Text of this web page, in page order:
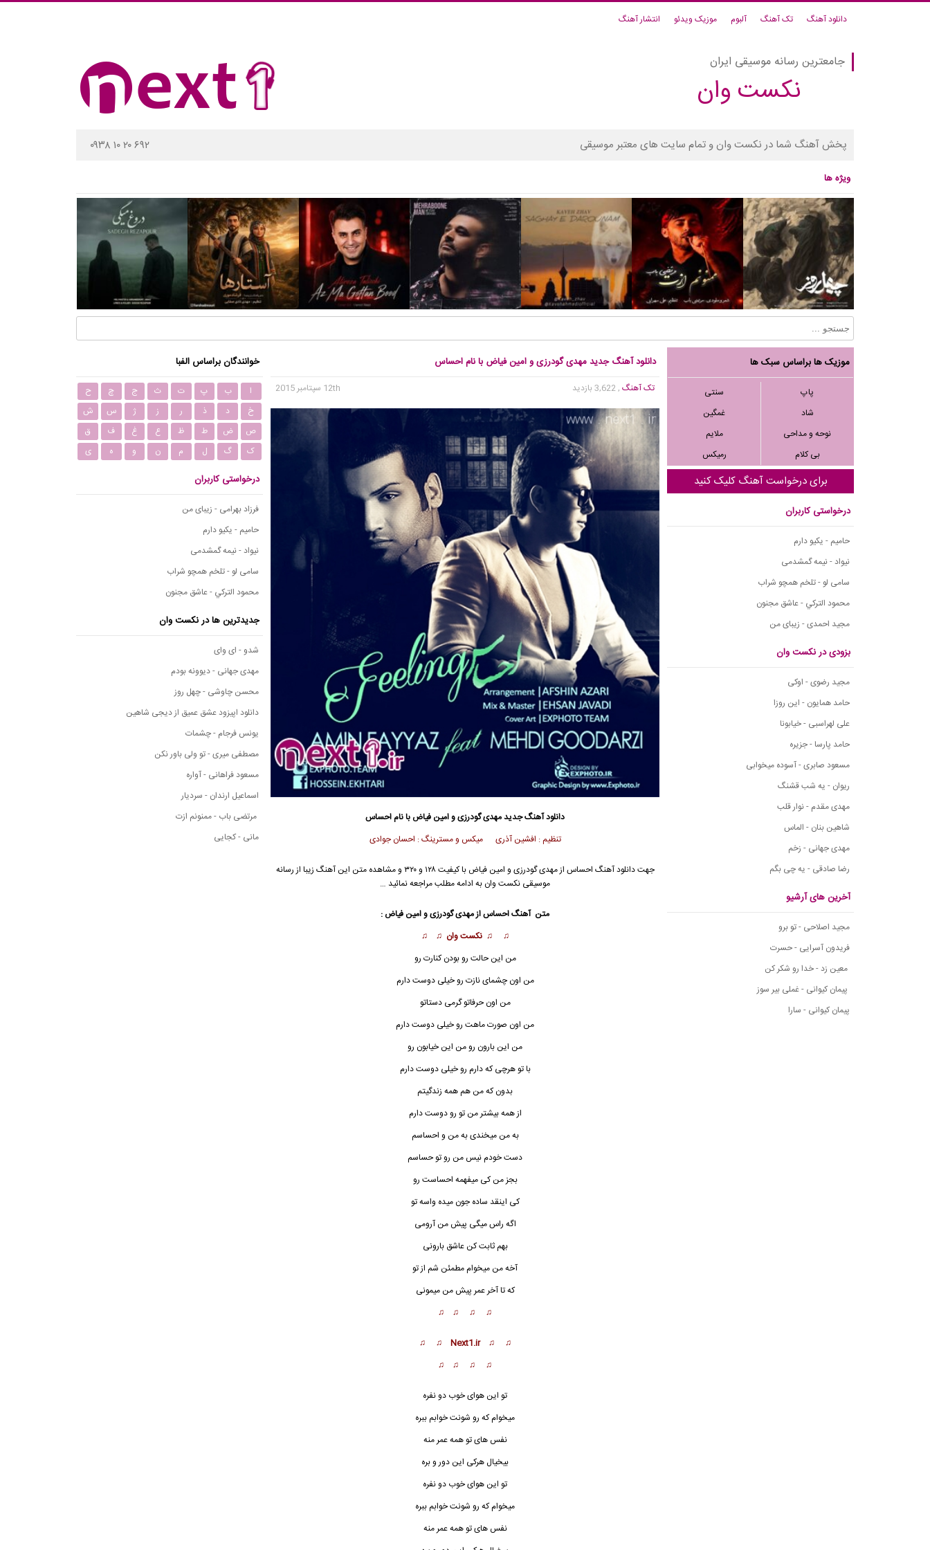
دانلود آهنگ تک آهنگ آلبوم موزیک ویدئو انتشار آهنگ
جامعترین رسانه موسیقی ایران
نکست وان
پخش آهنگ شما در نکست وان و تمام سایت های معتبر موسیقی ۰۹۳۸ ۱۰ ۲۰ ۶۹۲
ویژه ها
موزیک ها براساس سبک ها
پاپ
سنتی
شاد
غمگین
نوحه و مداحی
ملایم
بی کلام
رمیکس
برای درخواست آهنگ کلیک کنید
درخواستی کاربران
حامیم - یکیو دارم
نیواد - نیمه گمشدمی
سامی لو - تلخم همچو شراب
محمود التركي - عاشق مجنون
مجید احمدی - زیبای من
بزودی در نکست وان
مجید رضوی - اوکی
حامد همایون - این روزا
علی لهراسبی - خیابونا
حامد پارسا - جزیره
مسعود صابری - آسوده میخوابی
ریوان - یه شب قشنگ
مهدی مقدم - نوار قلب
شاهین بنان - الماس
مهدی جهانی - زخم
رضا صادقی - یه چی بگم
آخرین های آرشیو
مجید اصلاحی - تو برو
فریدون آسرایی - حسرت
معین زد - خدا رو شکر کن
پیمان کیوانی - غملی بیر سوز
پیمان کیوانی - سارا
دانلود آهنگ جدید مهدی گودرزی و امین فیاض با نام احساس
تک آهنگ, 3,622 بازدید 12th سپتامبر 2015
دانلود آهنگ جدیدمهدی گودرزی و امین فیاض با نام احساس
تنظیم : افشین آذری میکس و مسترینگ : احسان جوادی
جهت دانلود آهنگ احساس ازمهدی گودرزی و امین فیاض
با کیفیت ۱۲۸ و ۳۲۰ و مشاهده متن این آهنگ زیبا از رسانه
موسیقی نکست وان به ادامه مطلب مراجعه نمائید …
متن آهنگ احساس از مهدی گودرزی و امین فیاض :
♫ ♫ نکست وان ♫ ♫
من این حالت رو بودن کنارت رو
من اون چشمای نازت رو خیلی دوست دارم
من اون حرفاتو گرمی دستاتو
من اون صورت ماهت رو خیلی دوست دارم
من این بارون رو من این خیابون رو
با تو هرچی که دارم رو خیلی دوست دارم
بدون که من هم همه زندگیتم
از همه بیشتر من تو رو دوست دارم
به من میخندی به من و احساسم
دست خودم نیس من رو تو حساسم
بجز من کی میفهمه احساست رو
کی اینقد ساده جون میده واسه تو
اگه راس میگی پیش من آرومی
بهم ثابت کن عاشق بارونی
آخه من میخوام مطمئن شم از تو
که تا آخر عمر پیش من میمونی
♫ ♫ ♫ ♫
♫ ♫ Next1.ir ♫ ♫
♫ ♫ ♫ ♫
تو این هوای خوب دو نفره
میخوام که رو شونت خوابم ببره
نفس های تو همه عمر منه
بیخیال هرکی این دور و بره
تو این هوای خوب دو نفره
میخوام که رو شونت خوابم ببره
نفس های تو همه عمر منه
خوانندگان براساس الفبا
ا ب پ ت ث ج چ
ح
خ
د ذ ر ز ژ س
ش
ص
ض ط ظ ع غ ف
ق
ک
گ ل م ن و ه ی
درخواستی کاربران
فرزاد بهرامی - زیبای من
حامیم - یکیو دارم
نیواد - نیمه گمشدمی
سامی لو - تلخم همچو شراب
محمود التركي - عاشق مجنون
جدیدترین ها در نکست وان
شدو - ای وای
مهدی جهانی - دیوونه بودم
محسن چاوشی - چهل روز
دانلود اپیزود عشق عمیق از دیجی شاهین
یونس فرجام - چشمات
مصطفی میری - تو ولی باور نکن
مسعود فراهانی - آواره
اسماعیل ارندان - سردیار
مرتضی باب - ممنونم ازت
مانی - کجایی